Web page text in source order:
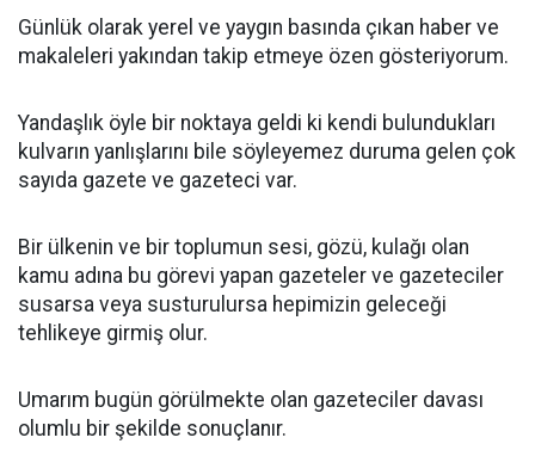
Günlük olarak yerel ve yaygın basında çıkan haber ve
makaleleri yakından takip etmeye özen gösteriyorum.
Yandaşlık öyle bir noktaya geldi ki kendi bulundukları
kulvarın yanlışlarını bile söyleyemez duruma gelen çok
sayıda gazete ve gazeteci var.
Bir ülkenin ve bir toplumun sesi, gözü, kulağı olan
kamu adına bu görevi yapan gazeteler ve gazeteciler
susarsa veya susturulursa hepimizin geleceği
tehlikeye girmiş olur.
Umarım bugün görülmekte olan gazeteciler davası
olumlu bir şekilde sonuçlanır.